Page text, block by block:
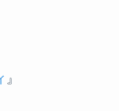
』